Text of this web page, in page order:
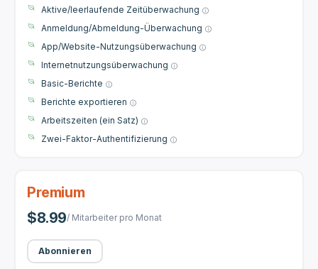
Aktive/leerlaufende Zeitüberwachung
Anmeldung/Abmeldung-Überwachung
App/Website-Nutzungsüberwachung
Internetnutzungsüberwachung
Basic-Berichte
Berichte exportieren
Arbeitszeiten (ein Satz)
Zwei-Faktor-Authentifizierung
Premium
$8.99/ Mitarbeiter pro Monat
Abonnieren